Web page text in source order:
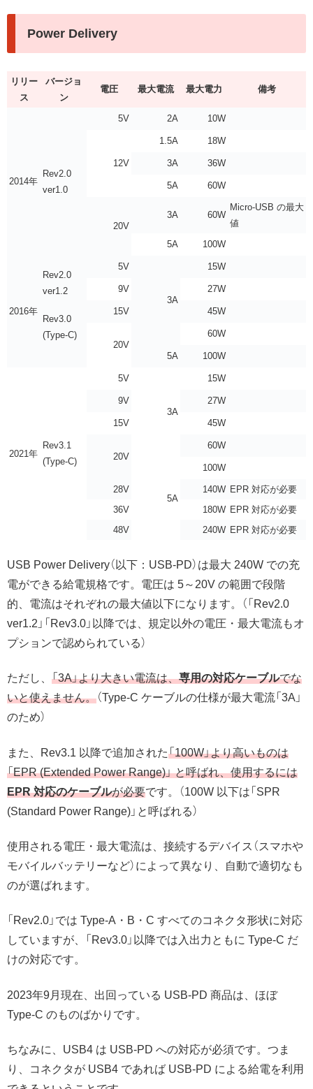
Power Delivery
リリー
ス
バージョ
ン
電圧 最大電流 最大電力 備考
2014年
Rev2.0
ver1.0
5V 2A 10W
12V
1.5A 18W
3A 36W
5A 60W
20V
3A 60W
Micro-USB の最大
値
5A
100W
2016年
Rev2.0
ver1.2
Rev3.0
(Type-C)
5V
3A
15W
9V 27W
15V 45W
20V
60W
5A 100W
2021年
Rev3.1
(Type-C)
5V
3A
15W
9V 27W
15V 45W
20V
60W
5A
100W
28V 140W EPR 対応が必要
36V
180W EPR 対応が必要
48V
240W EPR 対応が必要
USB Power Delivery（以下：USB-PD）は最大 240W での充
電ができる給電規格です。電圧は 5～20V の範囲で段階
的、電流はそれぞれの最大値以下になります。（「Rev2.0
ver1.2」「Rev3.0」以降では、 規定以外の電圧・最大電流もオ
プションで認められている）
ただし、 「3A」より大きい電流は、専用の対応ケーブルでな
いと使えません。（Type-C ケーブルの仕様が最大電流「3A」
のため）
また、Rev3.1 以降で追加された「100W」より高いものは
「EPR (Extended Power Range)」 と呼ばれ、使用するには
EPR 対応のケーブルが必要です。（100W 以下は「SPR
(Standard Power Range)」と呼ばれる）
使用される電圧・最大電流は、接続するデバイス（スマホや
モバイルバッテリーなど）によって異なり、自動で適切なも
のが選ばれます。
「Rev2.0」では Type-A・B・C すべてのコネクタ形状に対応
していますが、「Rev3.0」以降では入出力ともに Type-C だ
けの対応です。
2023年9月現在、出回っている USB-PD 商品は、ほぼ
Type-C のものばかりです。
ちなみに、USB4 は USB-PD への対応が必須です。つま
り、コネクタが USB4 であれば USB-PD による給電を利用